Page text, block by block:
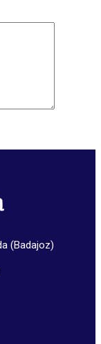
(Badajoz)